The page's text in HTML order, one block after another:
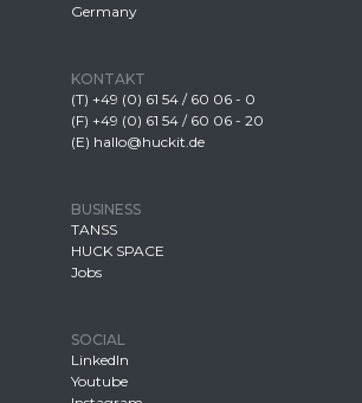
Germany
KONTAKT
(T) +49 (0) 61 54 / 60 06 - 0
(F) +49 (0) 61 54 / 60 06 - 20
(E) hallo@huckit.de
BUSINESS
TANSS
HUCK SPACE
Jobs
SOCIAL
LinkedIn
Youtube